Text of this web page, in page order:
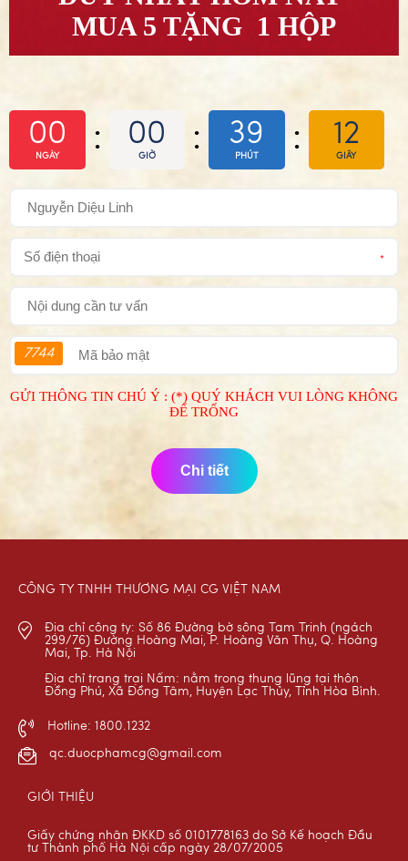
MUA 5 TẶNG 1 HỘP
00
NGÀY : 00
GIỜ : 39
PHÚT : 11
GIÂY
*
7744
GỬI THÔNG TIN CHÚ Ý : (*) QUÝ KHÁCH VUI LÒNG KHÔNG
ĐỂ TRỐNG
Chi tiết
CÔNG TY TNHH THƯƠNG MẠI CG VIỆT NAM
Địa chỉ công ty: Số 86 Đường bờ sông Tam Trinh (ngách
299/76) Đường Hoàng Mai, P. Hoàng Văn Thụ, Q. Hoàng
Mai, Tp. Hà Nội
Địa chỉ trang trại Nấm: nằm trong thung lũng tại thôn
Đồng Phú, Xã Đồng Tâm, Huyện Lạc Thủy, Tỉnh Hòa Bình.
Hotline: 1800.1232
qc.duocphamcg@gmail.com
GIỚI THIỆU
Giấy chứng nhận ĐKKD số 0101778163 do Sở Kế hoạch Đầu
tư Thành phố Hà Nội cấp ngày 28/07/2005